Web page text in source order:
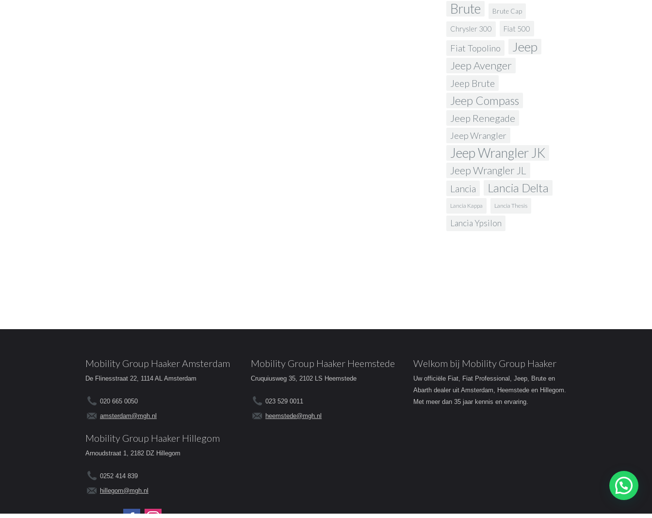
Brute Brute Cap
Chrysler 300 Fiat 500
Fiat Topolino Jeep
Jeep Avenger
Jeep Brute
Jeep Compass
Jeep Renegade
Jeep Wrangler
Jeep Wrangler JK
Jeep Wrangler JL
Lancia Lancia Delta
Lancia Kappa Lancia Thesis
Lancia Ypsilon
Mobility Group Haaker Amsterdam
De Flinesstraat 22, 1114 AL Amsterdam
020 665 0050
amsterdam@mgh.nl
Mobility Group Haaker Heemstede
Cruquiusweg 35, 2102 LS Heemstede
023 529 0011
heemstede@mgh.nl
Mobility Group Haaker Hillegom
Arnoudstraat 1, 2182 DZ Hillegom
0252 414 839
hillegom@mgh.nl
Volg ons op:
Welkom bij Mobility Group Haaker
Uw officiële Fiat, Fiat Professional, Jeep, Brute en
Abarth dealer uit Amsterdam, Heemstede en Hillegom.
Met meer dan 35 jaar kennis en ervaring.